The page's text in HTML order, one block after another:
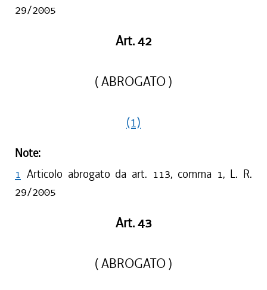
29/2005
Art. 42
( ABROGATO )
(1)
Note:
1 Articolo abrogato da art. 113, comma 1, L. R.
29/2005
Art. 43
( ABROGATO )